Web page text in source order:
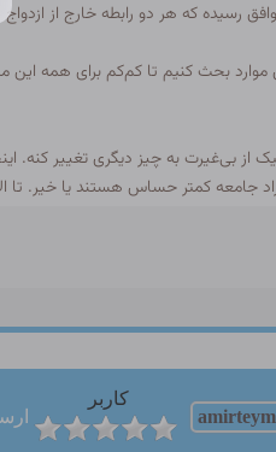
رسیده که هر دو رابطه خارج از
بحث کنیم تا کم‌کم برای همه
از بی‌غیرت به چیز دیگری تغییر کنه.
جامعه کمتر حساس هستند یا خیر. تا
کاربر